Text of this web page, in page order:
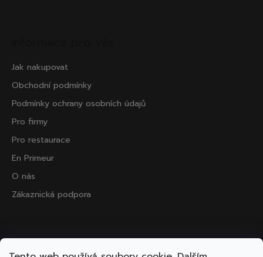
Jak nakupovat
Obchodní podmínky
Podmínky ochrany osobních údajů
Pro firmy
Pro restaurace
En Primeur
O nás
Zákaznická podpora
Přijímáme online platby